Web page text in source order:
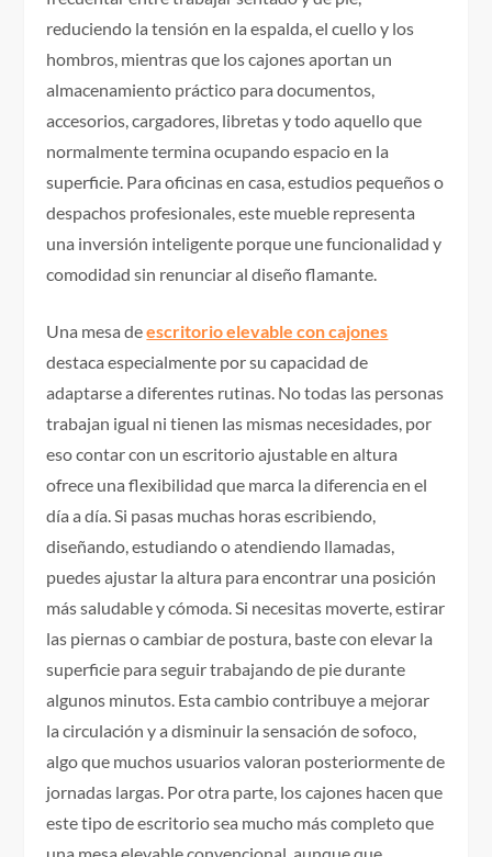
reduciendo la tensión en la espalda, el cuello y los
hombros, mientras que los cajones aportan un
almacenamiento práctico para documentos,
accesorios, cargadores, libretas y todo aquello que
normalmente termina ocupando espacio en la
superficie. Para oficinas en casa, estudios pequeños o
despachos profesionales, este mueble representa
una inversión inteligente porque une funcionalidad y
comodidad sin renunciar al diseño flamante.
Una mesa deescritorio elevable con cajones
destaca especialmente por su capacidad de
adaptarse a diferentes rutinas. No todas las personas
trabajan igual ni tienen las mismas necesidades, por
eso contar con un escritorio ajustable en altura
ofrece una flexibilidad que marca la diferencia en el
día a día. Si pasas muchas horas escribiendo,
diseñando, estudiando o atendiendo llamadas,
puedes ajustar la altura para encontrar una posición
más saludable y cómoda. Si necesitas moverte, estirar
las piernas o cambiar de postura, baste con elevar la
superficie para seguir trabajando de pie durante
algunos minutos. Esta cambio contribuye a mejorar
la circulación y a disminuir la sensación de sofoco,
algo que muchos usuarios valoran posteriormente de
jornadas largas. Por otra parte, los cajones hacen que
este tipo de escritorio sea mucho más completo que